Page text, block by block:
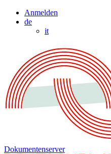
Anmelden
de
it
Dokumentenserver